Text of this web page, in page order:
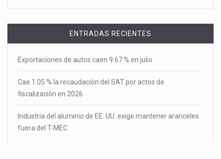
ENTRADAS RECIENTES
Exportaciones de autos caen 9.67 % en julio
Cae 1.05 % la recaudación del SAT por actos de
fiscalización en 2026
Industria del aluminio de EE. UU. exige mantener aranceles
fuera del T-MEC